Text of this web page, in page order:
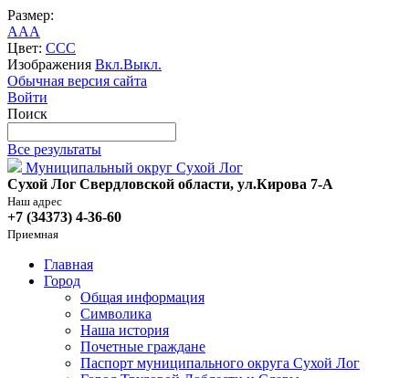
Размер:
AAA
Цвет: CCC
Изображения Вкл.Выкл.
Обычная версия сайта
Войти
Поиск
Все результаты
Муниципальный округ Сухой Лог
Сухой Лог Свердловской области, ул.Кирова 7-А
Наш адрес
+7 (34373) 4-36-60
Приемная
Главная
Город
Общая информация
Символика
Наша история
Почетные граждане
Паспорт муниципального округа Сухой Лог